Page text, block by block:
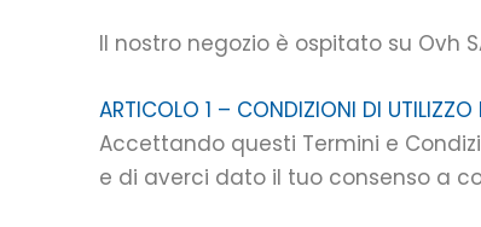
Il nostro negozio è ospitato su Ovh
ARTICOLO 1 – CONDIZIONI DI
Accettando questi Termini e
e di averci dato il tuo consenso a